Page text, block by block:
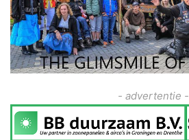
- advertentie -